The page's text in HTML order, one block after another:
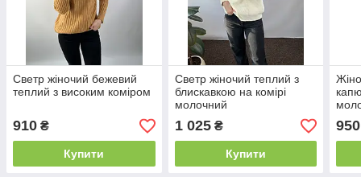
Светр жіночий бежевий
теплий з високим коміром
910 ₴
Купити
Светр жіночий теплий з
блискавкою на комірі
молочний
1 025₴
Купити
950